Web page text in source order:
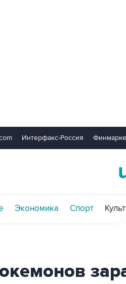
Интерфакс-Россия
Экономика Спорт